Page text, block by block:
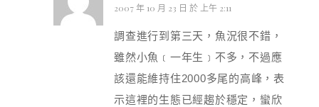
2007 年 10 月 23 日 於 上午 2:11
調查進行到第三天，魚況很不錯，
雖然小魚﹝一年生﹞不多，不過應
該還能維持住2000多尾的高峰，表
示這裡的生態已經趨於穩定，蠻欣